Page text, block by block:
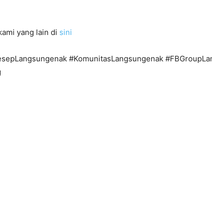
yang lain di sini
#KomunitasLangsungenak